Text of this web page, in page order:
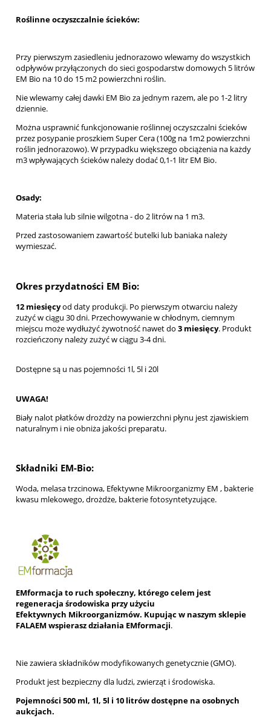
Roślinne oczyszczalnie ścieków:
Przy pierwszym zasiedleniu jednorazowo wlewamy do wszystkich
odpływów przyłączonych do sieci gospodarstw domowych 5 litrów
EM Bio na 10 do 15 m2 powierzchni roślin.
Nie wlewamy całej dawki EM Bio za jednym razem, ale po 1-2 litry
dziennie.
Można usprawnić funkcjonowanie roślinnej oczyszczalni ścieków
przez posypanie proszkiem Super Cera (100g na 1m2 powierzchni
roślin jednorazowo). W przypadku większego obciążenia na każdy
m3 wpływających ścieków należy dodać 0,1-1 litr EM Bio.
Osady:
Materia stała lub silnie wilgotna - do 2 litrów na 1 m3.
Przed zastosowaniem zawartość butelki lub baniaka należy
wymieszać.
Okres przydatności EM Bio:
12 miesięcyod daty produkcji. Po pierwszym otwarciu należy
zużyć w ciągu 30 dni. Przechowywanie w chłodnym, ciemnym
miejscu może wydłużyć żywotność nawet do 3 miesięcy. Produkt
rozcieńczony należy zużyć w ciągu 3-4 dni.
Dostępne są u nas pojemności 1l, 5l i 20l
UWAGA!
Biały nalot płatków drożdży na powierzchni płynu jest zjawiskiem
naturalnym i nie obniża jakości preparatu.
Składniki EM-Bio:
Woda, melasa trzcinowa, Efektywne Mikroorganizmy EM , bakterie
kwasu mlekowego,drożdże, bakterie fotosyntetyzujące.
EMformacja to ruch społeczny, którego celem jest
regeneracja środowiska przy użyciu
Efektywnych Mikroorganizmów. Kupując w naszym sklepie
FALAEM wspierasz działania EMformacji.
Nie zawiera składników modyfikowanych genetycznie (GMO).
Produkt jest bezpieczny dla ludzi, zwierząt i środowiska.
Pojemności 500 ml, 1l, 5l i 10 litrów dostępne na osobnych
aukcjach.